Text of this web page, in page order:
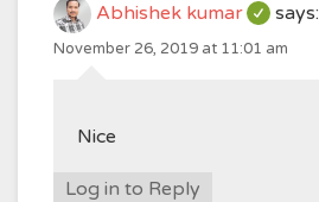
Abhishek kumar says:
November 26, 2019 at 11:01 am
Nice
Log in to Reply